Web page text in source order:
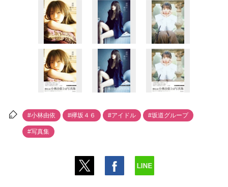
#小林由依 #欅坂４６ #アイドル #坂道グループ
#写真集